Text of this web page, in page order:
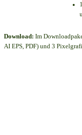
Download: Im
AI EPS, PDF) und 3